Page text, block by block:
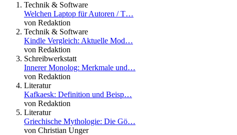
Technik & Software
Welchen Laptop für Autoren / T…
von Redaktion
Technik & Software
Kindle Vergleich: Aktuelle Mod…
von Redaktion
Schreibwerkstatt
Innerer Monolog: Merkmale und…
von Redaktion
Literatur
Kafkaesk: Definition und Beisp…
von Redaktion
Literatur
Griechische Mythologie: Die Gö…
von Christian Unger